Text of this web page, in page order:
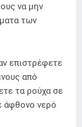
να μην
των
επιστρέφετε
από
τα ρούχα σε
άφθονο νερό